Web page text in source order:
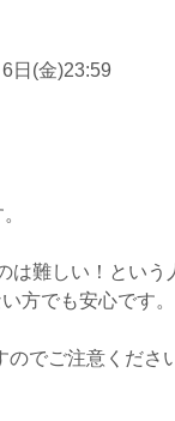
日(金)23:59
は難しい！という
方でも安心です。
でご注意くださ